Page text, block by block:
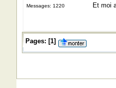
Messages: 1220 Et moi
Pages: [1]